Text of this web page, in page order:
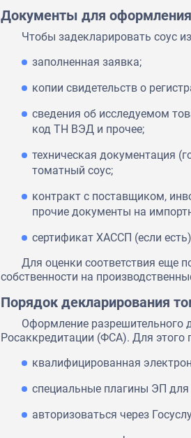
Документы для оформления
Чтобы задекларировать соус
заполненная заявка;
копии свидетельств о
сведения об исследуемом
код ТН ВЭД и прочее;
техническая документация
томатный соус;
контракт с поставщиком,
прочие документы на
сертификат ХАССП (если
Для оценки соответствия еще
собственности на
Порядок декларирования
Оформление разрешительного
Росаккредитации (ФСА). Для этого
квалифицированная
специальные плагины ЭП для
авторизоваться через